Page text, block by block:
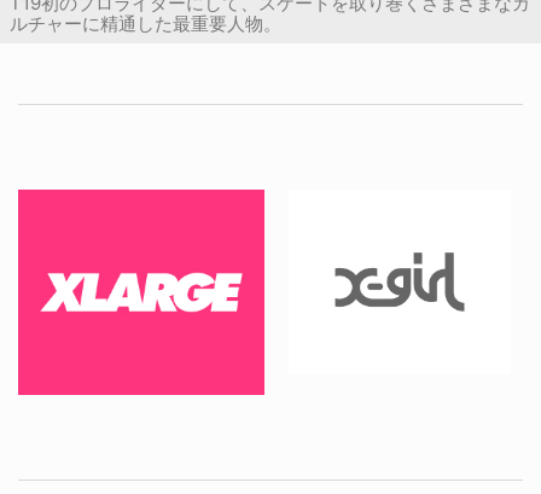
ルチャーに精通した最重要人物。